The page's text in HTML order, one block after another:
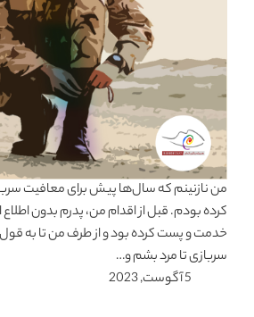
من نازنینم که سال‌ها پیش برای معافیت
کرده بودم. قبل از اقدام من، پدرم بدون
خدمت و پست کرده بود و از طرف من تا به
سربازی تا مرد بشم و…
5 آگوست, 2023